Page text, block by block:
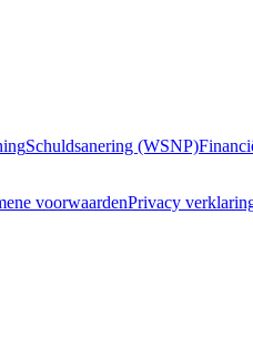
Schuldsanering (WSNP)
voorwaardenPrivacy